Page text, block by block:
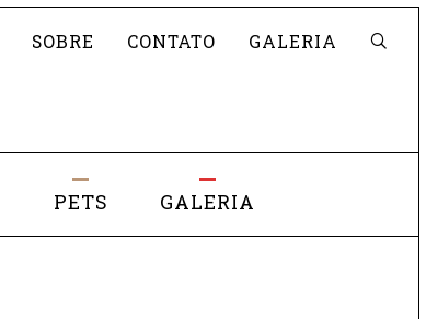
Pesquisar
SOBRE CONTATO GALERIA
PETS GALERIA